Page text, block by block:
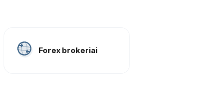
Forex brokeriai